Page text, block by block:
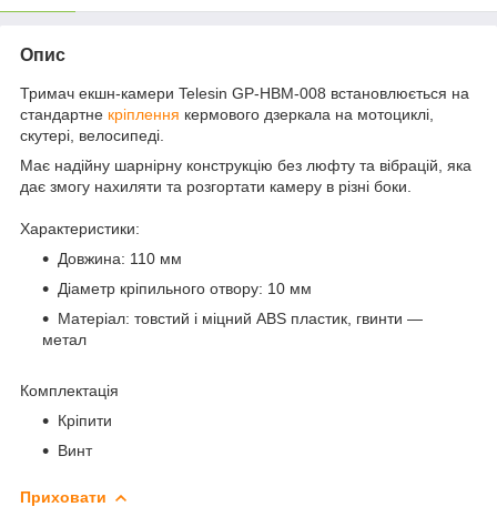
Опис
Тримач екшн-камери Telesin GP-HBM-008 встановлюється на
стандартне кріплення кермового дзеркала на мотоциклі,
скутері, велосипеді.
Має надійну шарнірну конструкцію без люфту та вібрацій, яка
дає змогу нахиляти та розгортати камеру в різні боки.
Характеристики:
Довжина: 110 мм
Діаметр кріпильного отвору: 10 мм
Матеріал: товстий і міцний ABS пластик, гвинти —
метал
Комплектація
Кріпити
Винт
Приховати